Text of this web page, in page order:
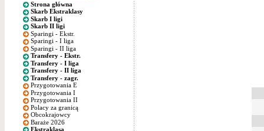
Strona główna
Skarb Ekstraklasy
Skarb I ligi
Skarb II ligi
Sparingi - Ekstr.
Sparingi - I liga
Sparingi - II liga
Transfery - Ekstr.
Transfery - I liga
Transfery - II liga
Transfery - zagr.
Przygotowania E
Przygotowania I
Przygotowania II
Polacy za granicą
Obcokrajowcy
Baraże 2026
Ekstraklasa